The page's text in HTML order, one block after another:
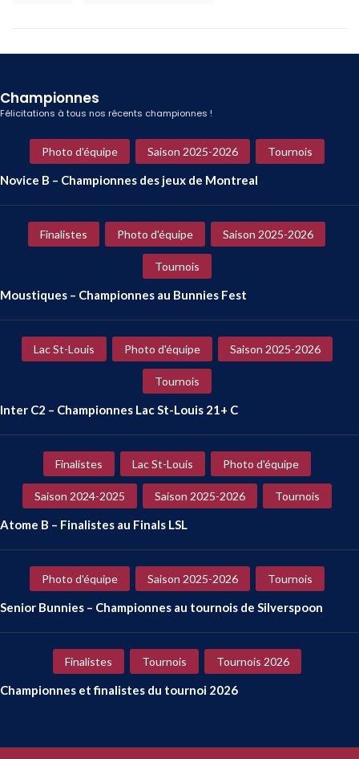
Championnes
Félicitations à tous nos récents championnes !
Photo d'équipe Saison 2025-2026 Tournois
Novice B – Championnes des jeux de Montreal
Finalistes Photo d'équipe Saison 2025-2026
Tournois
Moustiques – Championnes au Bunnies Fest
Lac St-Louis Photo d'équipe Saison 2025-2026
Tournois
Inter C2 – Championnes Lac St-Louis 21+ C
Finalistes Lac St-Louis Photo d'équipe
Saison 2024-2025 Saison 2025-2026 Tournois
Atome B – Finalistes au Finals LSL
Photo d'équipe Saison 2025-2026 Tournois
Senior Bunnies – Championnes au tournois de Silverspoon
Finalistes Tournois Tournois 2026
Championnes et finalistes du tournoi 2026